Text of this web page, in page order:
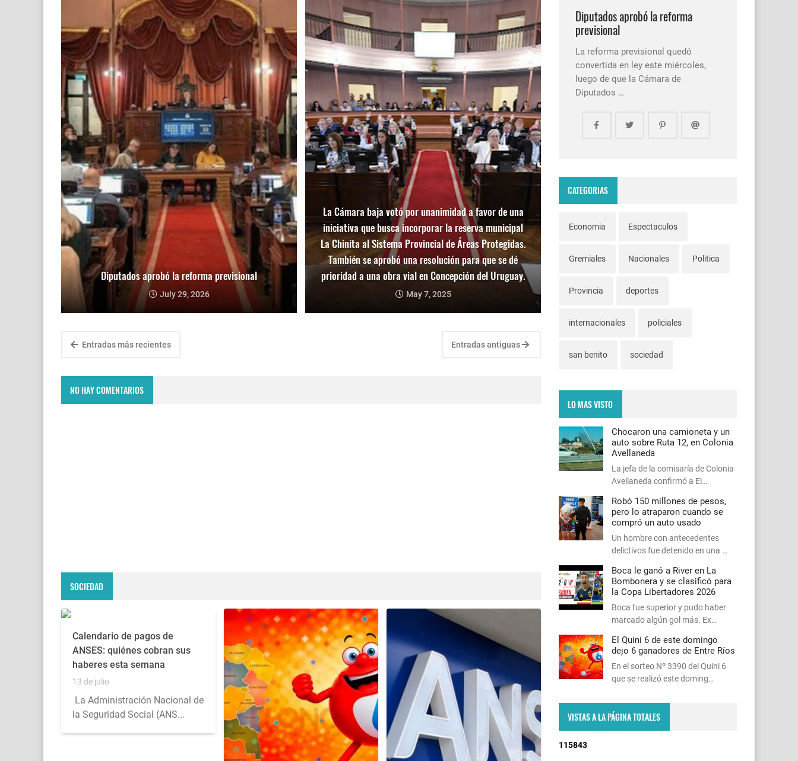
Diputados aprobó la reforma previsional
July 29, 2026
La Cámara baja votó por unanimidad a favor de una
iniciativa que busca incorporar la reserva municipal
La Chinita al Sistema Provincial de Áreas Protegidas.
También se aprobó una resolución para que se dé
prioridad a una obra vial en Concepción del Uruguay.
May 7, 2025
Entradas más recientes Entradas antiguas
NO HAY COMENTARIOS
SOCIEDAD
Calendario de pagos de
ANSES: quiénes cobran sus
haberes esta semana
13 de julio
La Administración Nacional de
la Seguridad Social (ANS...
Diputados aprobó la reforma
previsional
La reforma previsional quedó
convertida en ley este miércoles,
luego de que la Cámara de
Diputados …
CATEGORIAS
Economia Espectaculos
Gremiales Nacionales Politica
Provincia deportes
internacionales policiales
san benito sociedad
LO MAS VISTO
Chocaron una camioneta y un
auto sobre Ruta 12, en Colonia
Avellaneda
La jefa de la comisaría de Colonia
Avellaneda confirmó a El…
Robó 150 millones de pesos,
pero lo atraparon cuando se
compró un auto usado
Un hombre con antecedentes
delictivos fue detenido en una …
Boca le ganó a River en La
Bombonera y se clasificó para
la Copa Libertadores 2026
Boca fue superior y pudo haber
marcado algún gol más. Ex…
El Quini 6 de este domingo
dejo 6 ganadores de Entre Ríos
En el sorteo Nº 3390 del Quini 6
que se realizó este doming…
VISTAS A LA PÁGINA TOTALES
115843